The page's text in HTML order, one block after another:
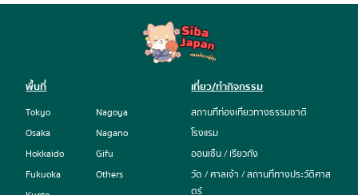
พื้นที่
Tokyo
Osaka
Hokkaido
Fukuoka
Nagoya
Nagano
Gifu
Others
เที่ยว/ทำกิจกรรม
สถานที่ท่องเที่ยวทางธรรมชาติ
โรงแรม
ออนเซ็น / เรียวกัง
วัด / ศาลเจ้า / สถานที่ทางประวัติศาส
ตร์